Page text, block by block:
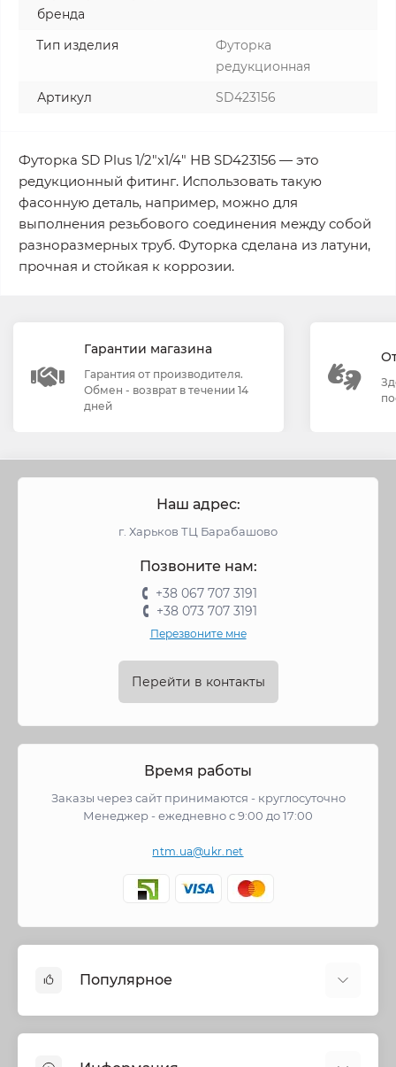
бренда
Тип изделия
Футорка
редукционная
Артикул
SD423156
Футорка SD Plus 1/2"х1/4" НВ SD423156 — это
редукционный фитинг. Использовать такую
фасонную деталь, например, можно для
выполнения резьбового соединения между собой
разноразмерных труб. Футорка сделана из латуни,
прочная и стойкая к коррозии.
Гарантии магазина
Гарантия от производителя.
Обмен - возврат в течении 14
дней
Наш адрес:
г. Харьков ТЦ Барабашово
Позвоните нам:
+38 067 707 3191
+38 073 707 3191
Перезвоните мне
Перейти в контакты
Время работы
Заказы через сайт принимаются - круглосуточно
Менеджер - ежедневно с 9:00 до 17:00
ntm.ua@ukr.net
Популярное